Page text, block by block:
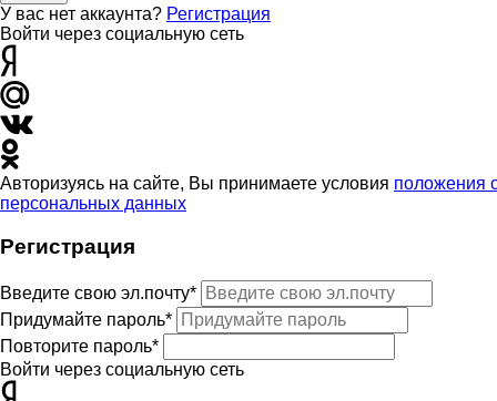
У вас нет аккаунта? Регистрация
Войти через социальную сеть
Авторизуясь на сайте, Вы принимаете условия положения
персональных данных
Регистрация
Введите свою эл.почту*
Придумайте пароль*
Повторите пароль*
Войти через социальную сеть